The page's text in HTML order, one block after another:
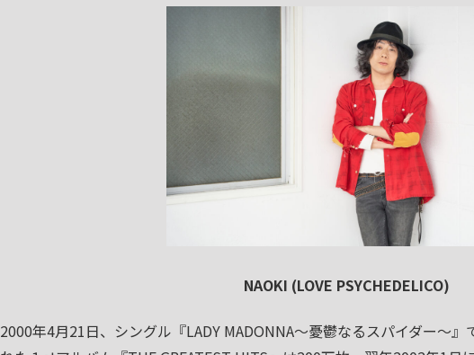
NAOKI (LOVE PSYCHEDELICO)
2000年4月21日、シングル『LADY MADONNA～憂鬱なるスパイダー～